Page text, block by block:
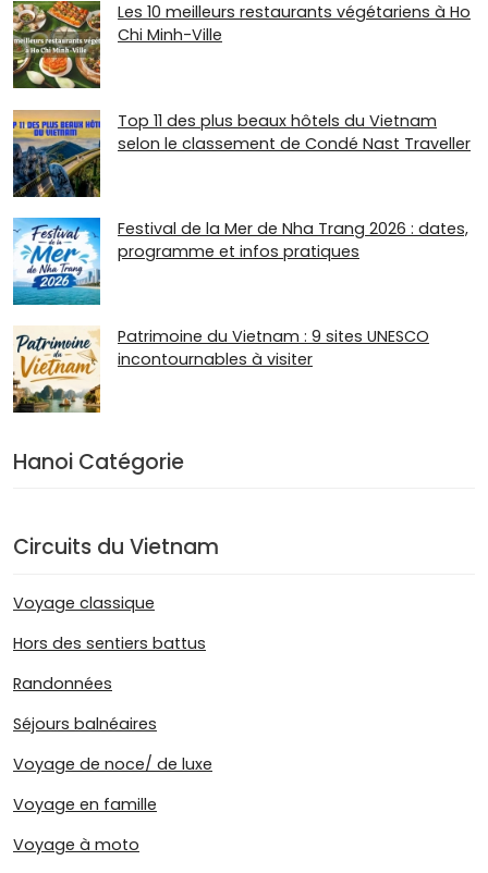
Les 10 meilleurs restaurants végétariens à Ho
Chi Minh-Ville
Top 11 des plus beaux hôtels du Vietnam
selon le classement de Condé Nast Traveller
Festival de la Mer de Nha Trang 2026 : dates,
programme et infos pratiques
Patrimoine du Vietnam : 9 sites UNESCO
incontournables à visiter
Hanoi Catégorie
Circuits du Vietnam
Voyage classique
Hors des sentiers battus
Randonnées
Séjours balnéaires
Voyage de noce/ de luxe
Voyage en famille
Voyage à moto